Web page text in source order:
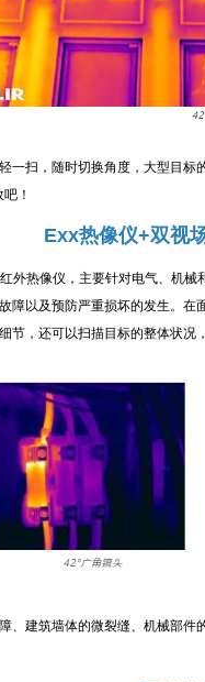
扫，随时切换角度，大型目标
！
Exx热像仪+双视
热像仪，主要针对电气、机械
障以及预防严重损坏的发生。在
节，还可以扫描目标的整体状况
建筑墙体的微裂缝、机械部件